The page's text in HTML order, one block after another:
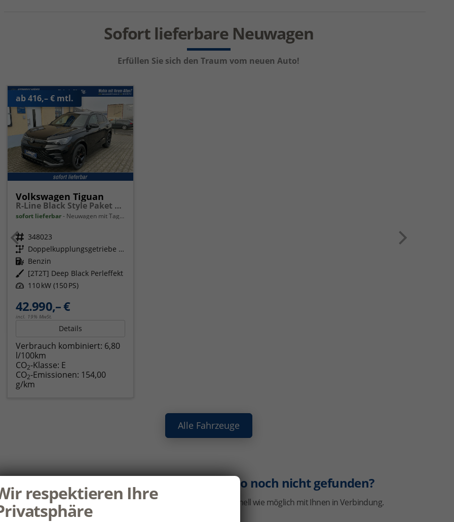
Sofort lieferbare Neuwagen
Erfüllen Sie sich den Traum vom neuen Auto!
ab 416,– € mtl.
Volkswagen Tiguan
R-Line Black Style Paket Navi Matrix-LED ACC
sofort lieferbar Neuwagen mit Tageszulassung
Fahrzeugnr. 348023
Getriebe
Doppelkupplungsgetriebe (DSG)
Kraftstoff Benzin
Außenfarbe [2T2T] Deep Black Perleffekt
Leistung 110 kW (150 PS)
42.990,– €
incl. 19% MwSt.
Details
Verbrauch kombiniert: 6,80
l/100km
CO2-Klasse: E
CO2-Emissionen: 154,00
g/km
Alle Fahrzeuge
Sie haben noch Fragen oder Ihr Wunschauto noch nicht gefunden?
Sie uns Ihre Anfrage über das Formular. Wir setzen uns so schnell wie möglich mit Ihnen in Verbindung.
respektieren Ihre